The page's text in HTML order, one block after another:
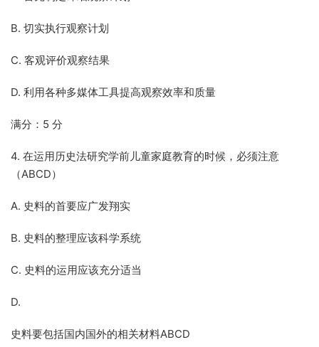
B. 切实执行观察计划
C. 客观评价观察结果
D. 利用各种多媒体工具提高观察效率和质量
满分：5 分
4. 在运用历史法研究学前儿童家庭教育的时候，必须注意
（ABCD）
A. 史料的首要应广发翔实
B. 史料的整理应该科学系统
C. 史料的运用应该充分适当
D.
史料要包括国内国外的相关材料ABCD